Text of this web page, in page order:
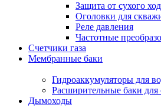
Защита от сухого
Оголовки для
Реле давления
Частотные
Счетчики газа
Мембранные баки
Гидроаккумуляторы для
Расширительные баки для
Дымоходы